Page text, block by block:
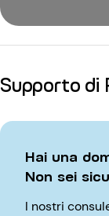
Supporto di
Hai una
Non sei
I nostri